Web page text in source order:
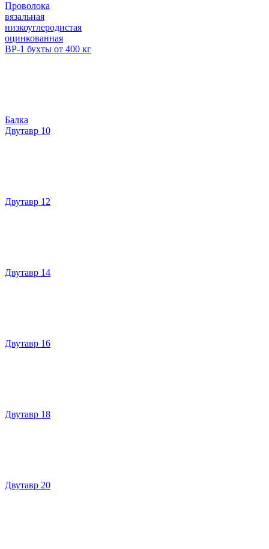
Проволока
вязальная
низкоуглеродистая
оцинкованная
ВР-1 бухты от 400 кг
Балка
Двутавр 10
Двутавр 12
Двутавр 14
Двутавр 16
Двутавр 18
Двутавр 20